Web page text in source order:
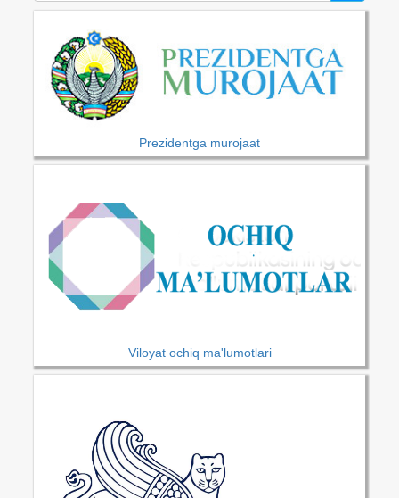
Prezidentga murojaat
Viloyat ochiq ma'lumotlari